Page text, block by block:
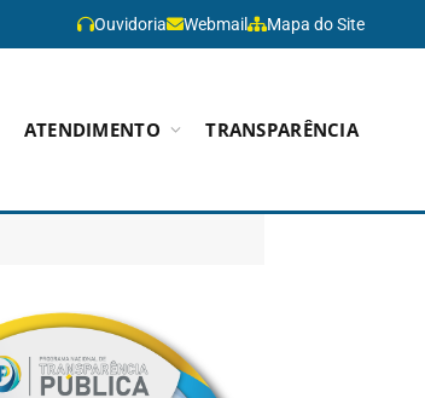
Ouvidoria Webmail Mapa do Site
ATENDIMENTO TRANSPARÊNCIA